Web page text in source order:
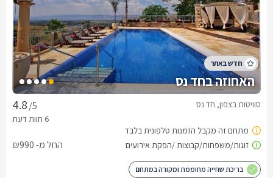
האחוזה בחד נס
/5 סוויטות בצפון, חד נס
החל מ- ₪990
בריכת שחייה מחוממת ומקורה במתחם